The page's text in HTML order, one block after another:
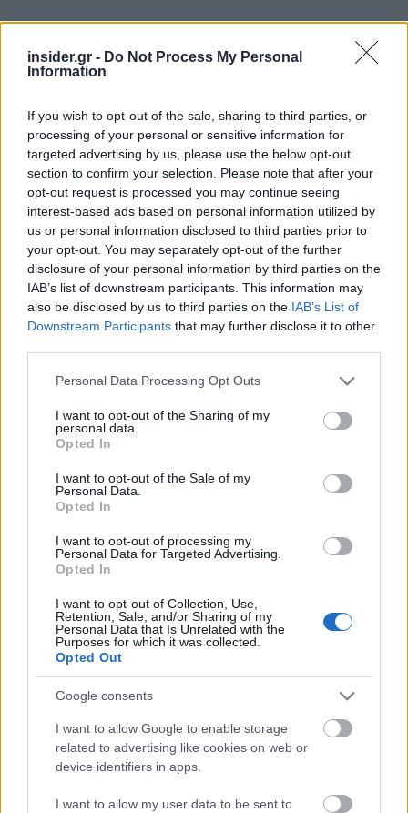
insider.gr - Do Not Process My Personal
Information
If you wish to opt-out of the sale, sharing to third parties, or
processing of your personal or sensitive information for
targeted advertising by us, please use the below opt-out
section to confirm your selection. Please note that after your
opt-out request is processed you may continue seeing
interest-based ads based on personal information utilized by
us or personal information disclosed to third parties prior to
your opt-out. You may separately opt-out of the further
disclosure of your personal information by third parties on the
IAB’s list of downstream participants. This information may
also be disclosed by us to third parties on the IAB’s List of
Downstream Participants that may further disclose it to other
Please note that this website/app uses one or more Google
not limited to your visit or usage behaviour. You may click to
grant or deny consent to Google and its third-party tags to
use your data for below specified purposes in below Google
consent section.
Personal Data Processing Opt Outs
I want to opt-out of the Sharing of my
personal data.
Opted In
I want to opt-out of the Sale of my
Personal Data.
Opted In
I want to opt-out of processing my
Personal Data for Targeted Advertising.
Opted In
I want to opt-out of Collection, Use,
Retention, Sale, and/or Sharing of my
Personal Data that Is Unrelated with the
Purposes for which it was collected.
Opted Out
Google consents
I want to allow Google to enable storage
related to advertising like cookies on web or
device identifiers in apps.
I want to allow my user data to be sent to
σημαντικός λόγος που χαίρεται για την παρουσία
της σήμερα στην Αθήνα, καθώς «πριν από 20
Ένωση καιπριν από 21 χρόνια εδώ στην Αθήνα
υπογράψαμε την ένταξή μας στην Ευρωπαϊκή
Ένωση ».
Επιβεβαίωσε, επίσης, ότι «η Ελλάδα και η